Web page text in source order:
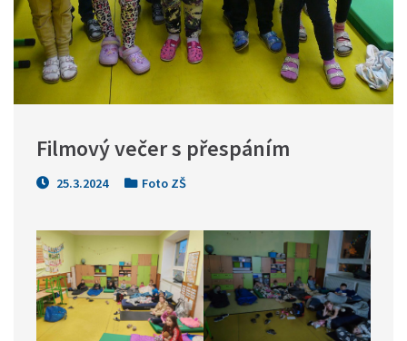
Filmový večer s přespáním
25.3.2024 Foto ZŠ